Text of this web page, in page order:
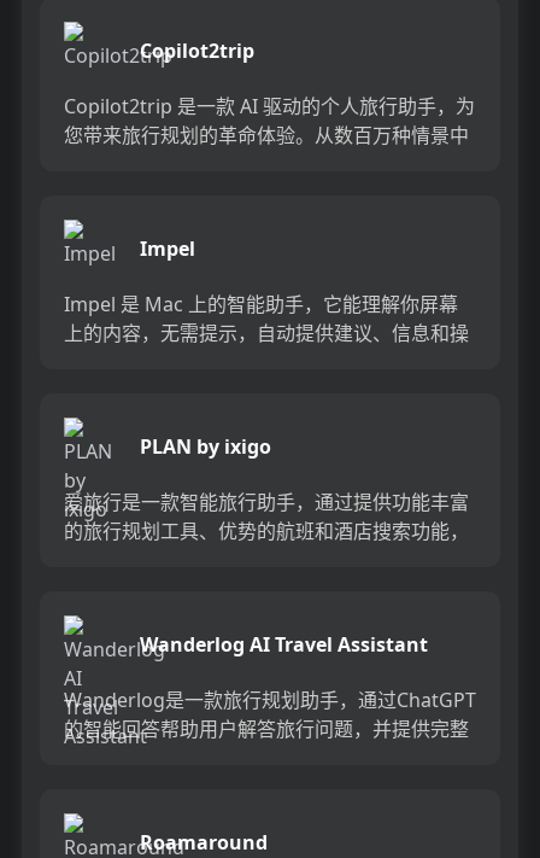
Copilot2trip
Copilot2trip 是一款 AI 驱动的个人旅行助手，为
您带来旅行规划的革命体验。从数百万种情景中
Impel
Impel 是 Mac 上的智能助手，它能理解你屏幕
上的内容，无需提示，自动提供建议、信息和操
PLAN by ixigo
爱旅行是一款智能旅行助手，通过提供功能丰富
的旅行规划工具、优势的航班和酒店搜索功能，
Wanderlog AI Travel Assistant
Wanderlog是一款旅行规划助手，通过ChatGPT
的智能回答帮助用户解答旅行问题，并提供完整
Roamaround